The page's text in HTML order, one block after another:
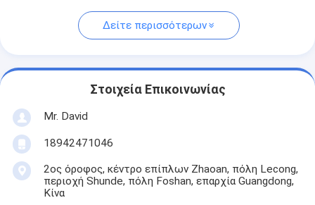
Δείτε περισσότερων
Στοιχεία Επικοινωνίας
Mr. David
18942471046
2ος όροφος, κέντρο επίπλων Zhaoan, πόλη Lecong,
περιοχή Shunde, πόλη Foshan, επαρχία Guangdong,
Κίνα